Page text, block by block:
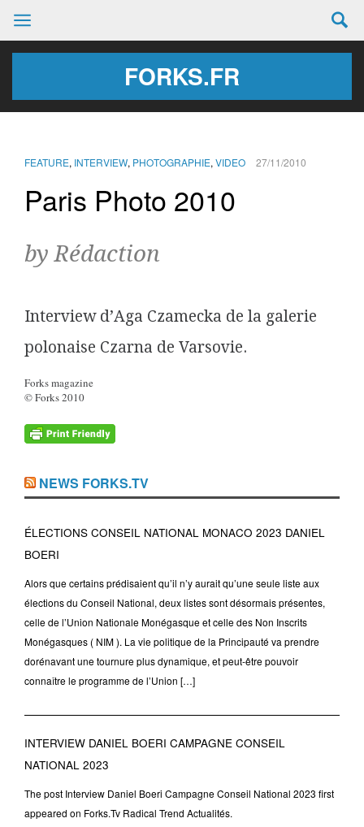
FORKS.FR
FEATURE, INTERVIEW, PHOTOGRAPHIE, VIDEO 27/11/2010
Paris Photo 2010
by Rédaction
Interview d’Aga Czamecka de la galerie
polonaise Czarna de Varsovie.
Forks magazine
© Forks 2010
NEWS FORKS.TV
ÉLECTIONS CONSEIL NATIONAL MONACO 2023 DANIEL
BOERI
Alors que certains prédisaient qu’il n’y aurait qu’une seule liste aux
élections du Conseil National, deux listes sont désormais présentes,
celle de l’Union Nationale Monégasque et celle des Non Inscrits
Monégasques ( NIM ). La vie politique de la Principauté va prendre
dorénavant une tournure plus dynamique, et peut-être pouvoir
connaître le programme de l’Union […]
INTERVIEW DANIEL BOERI CAMPAGNE CONSEIL
NATIONAL 2023
The post Interview Daniel Boeri Campagne Conseil National 2023 first
appeared on Forks.Tv Radical Trend Actualités.